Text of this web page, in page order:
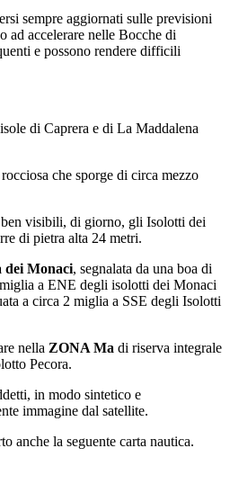
sempre aggiornati sulle previsioni
ad accelerare nelle Bocche di
e possono rendere difficili
di Caprera e di La Maddalena
che sporge di circa mezzo
visibili, di giorno, gli Isolotti dei
di pietra alta 24 metri.
dei Monaci, segnalata da una boa di
a ENE degli isolotti dei Monaci
a circa 2 miglia a SSE degli Isolotti
nella ZONA Ma di riserva integrale
Pecora.
in modo sintetico e
immagine dal satellite.
anche la seguente carta nautica.